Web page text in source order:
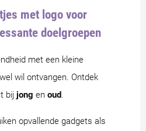
met logo voor
doelgroepen
met een kleine
wil ontvangen. Ontdek
bij jong en oud
opvallende gadgets als